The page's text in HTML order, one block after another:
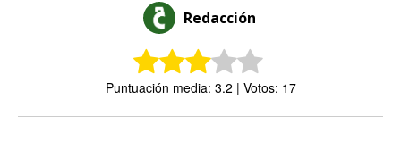
Redacción
Puntuación media: 3.2 | Votos: 17